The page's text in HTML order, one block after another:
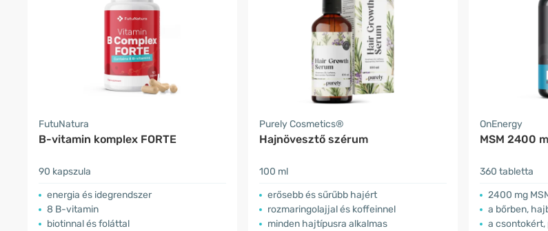
FutuNatura
B-vitamin komplex FORTE
90 kapszula
energia és idegrendszer
8 B-vitamin
biotinnal és foláttal
Purely Cosmetics®
Hajnövesztő szérum
100 ml
erősebb és sűrűbb hajért
rozmaringolajjal és koffeinnel
minden hajtípusra alkalmas
OnEnergy
MSM 2400
360 tabletta
2400 mg
a bőrben,
a